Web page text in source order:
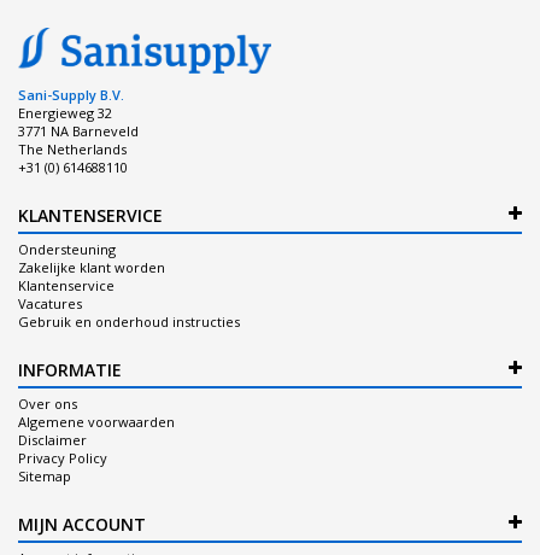
Sani-Supply B.V.
Energieweg 32
3771 NA Barneveld
The Netherlands
+31 (0) 614688110
KLANTENSERVICE
Ondersteuning
Zakelijke klant worden
Klantenservice
Vacatures
Gebruik en onderhoud instructies
INFORMATIE
Over ons
Algemene voorwaarden
Disclaimer
Privacy Policy
Sitemap
MIJN ACCOUNT